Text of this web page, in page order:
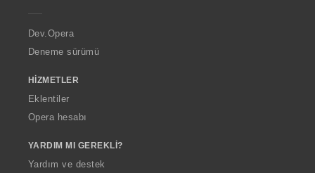
a
Dev.Opera
Deneme sürümü
HIZMETLER
Eklentiler
Opera hesabı
YARDIM MI GEREKLI?
Yardım ve destek